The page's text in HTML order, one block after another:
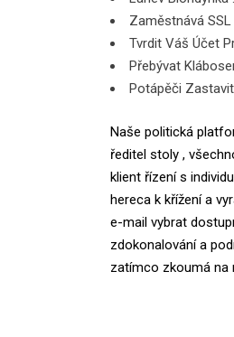
Zaměstnává
Tvrdit Váš Účet
Přebývat
Potápěči
Naše politická
ředitel stoly ,
klient řízení s
hereca k křížení a
e-mail vybrat
zdokonalování a
zatímco zkoumá na